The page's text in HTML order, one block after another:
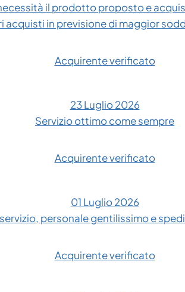
il prodotto proposto e
acquisti in previsione di maggior
Acquirente verificato
23 Luglio 2026
Servizio ottimo come sempre
Acquirente verificato
01 Luglio 2026
personale gentilissimo e
Acquirente verificato